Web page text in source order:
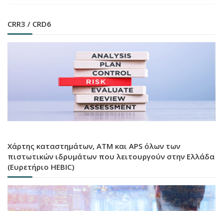
CRR3 / CRD6
Χάρτης καταστημάτων, ATM και APS όλων των
πιστωτικών ιδρυμάτων που λειτουργούν στην Ελλάδα
(Ευρετήριο HEBIC)